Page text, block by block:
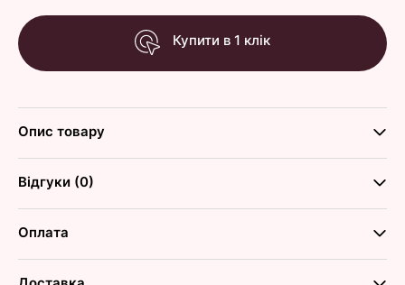
Купити в 1 клік
Опис товару
Відгуки (0)
Оплата